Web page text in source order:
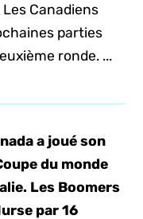
Canadiens
parties
ronde. ...
a joué son
du monde
Les Boomers
par 16